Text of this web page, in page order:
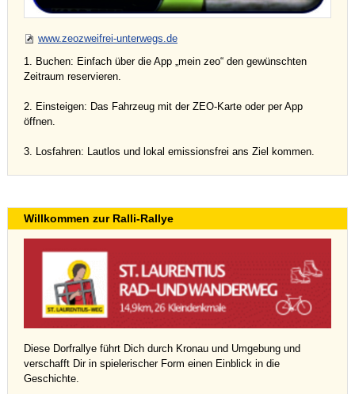
www.zeozweifrei-unterwegs.de
1. Buchen: Einfach über die App „mein zeo“ den gewünschten
Zeitraum reservieren.
2. Einsteigen: Das Fahrzeug mit der ZEO-Karte oder per App
öffnen.
3. Losfahren: Lautlos und lokal emissionsfrei ans Ziel kommen.
Willkommen zur Ralli-Rallye
Diese Dorfrallye führt Dich durch Kronau und Umgebung und
verschafft Dir in spielerischer Form einen Einblick in die
Geschichte.